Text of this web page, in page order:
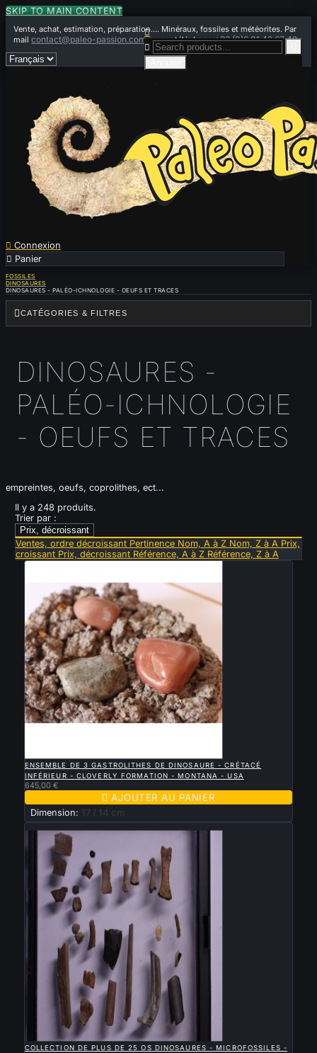
SKIP TO MAIN CONTENT
Vente, achat, estimation, préparation.... Minéraux, fossiles et météorites. Par
mailcontact@paleo-passion.comou par téléphone+33 (0)6 01 42 67 49
 Connexion
 Panier


FOSSILES
DINOSAURES
DINOSAURES - PALÉO-ICHNOLOGIE - OEUFS ET TRACES
CATÉGORIES & FILTRES
DINOSAURES -
PALÉO-ICHNOLOGIE
- OEUFS ET TRACES
empreintes, oeufs, coprolithes, ect...
Il y a 248 produits.
Trier par :
Prix, décroissant
Ventes, ordre décroissant Pertinence Nom, A à Z Nom, Z à A Prix,
croissant Prix, décroissant Référence, A à Z Référence, Z à A
ENSEMBLE DE 3 GASTROLITHES DE DINOSAURE - CRÉTACÉ
INFÉRIEUR - CLOVERLY FORMATION - MONTANA - USA
645,00 €
 AJOUTER AU PANIER
Dimension: 17 / 14 cm
Nouveau
APERÇU RAPIDE
COLLECTION DE PLUS DE 25 OS DINOSAURES - MICROFOSSILES -